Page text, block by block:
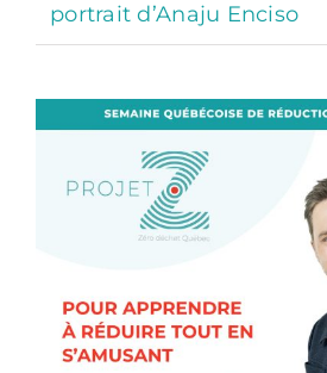
portrait d’Anaju Enciso